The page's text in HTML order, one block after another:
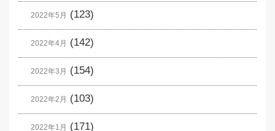
2022年5月 (123)
2022年4月 (142)
2022年3月 (154)
2022年2月 (103)
2022年1月 (171)